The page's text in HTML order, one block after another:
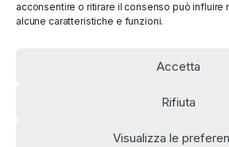
acconsentire o ritirare il consenso può influire
alcune caratteristiche e funzioni.
Accetta
Rifiuta
Visualizza le
Per Info!